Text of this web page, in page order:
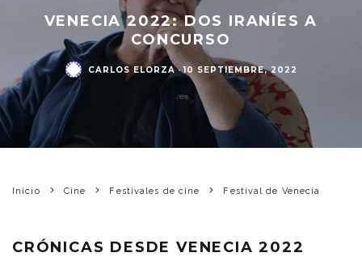
VENECIA 2022: DOS IRANÍES A
CONCURSO
CARLOS ELORZA · 10 SEPTIEMBRE, 2022
Inicio Cine Festivales de cine Festival de Venecia
CRÓNICAS DESDE VENECIA 2022